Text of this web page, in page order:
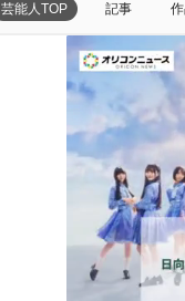
芸能人TOP 記事